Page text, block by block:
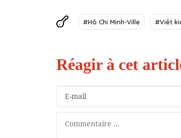
#Hô Chi Minh-Ville #Viêt